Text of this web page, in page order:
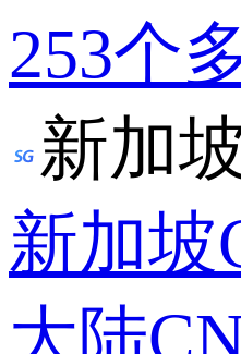
253个
新加
新加坡
大陆